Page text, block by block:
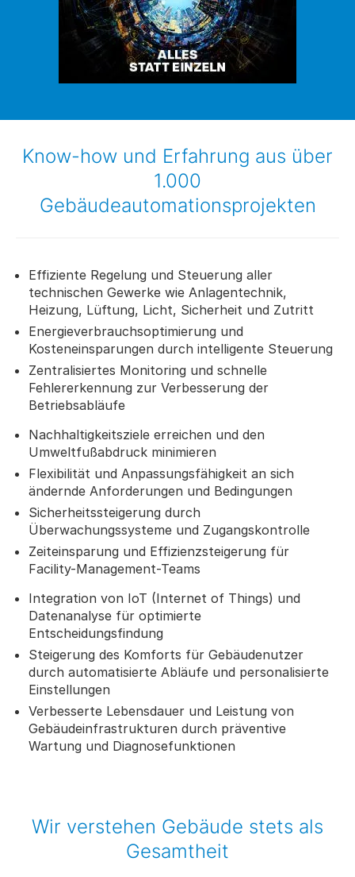
Know-how und Erfahrung aus über
1.000
Gebäudeautomationsprojekten
Effiziente Regelung und Steuerung aller
technischen Gewerke wie Anlagentechnik,
Heizung, Lüftung, Licht, Sicherheit und Zutritt
Energieverbrauchsoptimierung und
Kosteneinsparungen durch intelligente Steuerung
Zentralisiertes Monitoring und schnelle
Fehlererkennung zur Verbesserung der
Betriebsabläufe
Nachhaltigkeitsziele erreichen und den
Umweltfußabdruck minimieren
Flexibilität und Anpassungsfähigkeit an sich
ändernde Anforderungen und Bedingungen
Sicherheitssteigerung durch
Überwachungssysteme und Zugangskontrolle
Zeiteinsparung und Effizienzsteigerung für
Facility-Management-Teams
Integration von IoT (Internet of Things) und
Datenanalyse für optimierte
Entscheidungsfindung
Steigerung des Komforts für Gebäudenutzer
durch automatisierte Abläufe und personalisierte
Einstellungen
Verbesserte Lebensdauer und Leistung von
Gebäudeinfrastrukturen durch präventive
Wartung und Diagnosefunktionen
Wir verstehen Gebäude stets als
Gesamtheit